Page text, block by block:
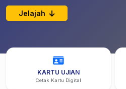
Jelajah
KARTU UJIAN
Cetak Kartu Digital